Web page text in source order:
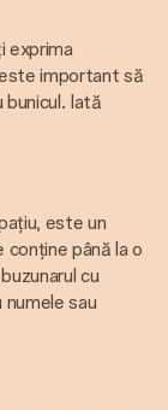
exprima
important să
Iată
este un
conține până la o
cu
sau